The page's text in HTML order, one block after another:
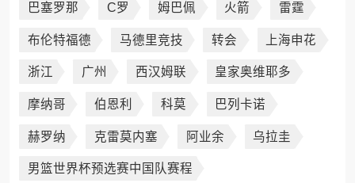
巴塞罗那 C罗 姆巴佩 火箭 雷霆
布伦特福德 马德里竞技 转会 上海申花
浙江 广州 西汉姆联 皇家奥维耶多
摩纳哥 伯恩利 科莫 巴列卡诺
赫罗纳 克雷莫内塞 阿业余 乌拉圭
男篮世界杯预选赛中国队赛程